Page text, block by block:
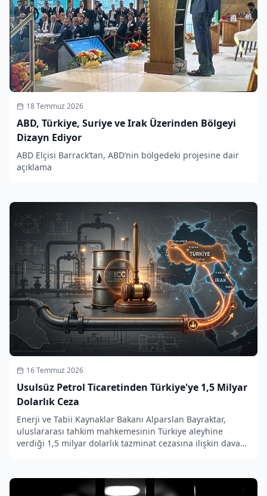
18 Temmuz 2026
ABD, Türkiye, Suriye ve Irak Üzerinden Bölgeyi
Dizayn Ediyor
ABD Elçisi Barrack’tan, ABD’nin bölgedeki projesine dair
açıklama
16 Temmuz 2026
Usulsüz Petrol Ticaretinden Türkiye'ye 1,5 Milyar
Dolarlık Ceza
Enerji ve Tabii Kaynaklar Bakanı Alparslan Bayraktar,
uluslararası tahkim mahkemesinin Türkiye aleyhine
verdiği 1,5 milyar dolarlık tazminat cezasına ilişkin dava